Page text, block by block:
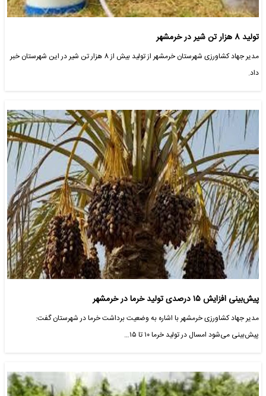
تولید 8 هزار تن شیر در خرمشهر
مدیر جهاد کشاورزی شهرستان خرمشهر از تولید بیش از 8 هزار تن شیر در این شهرستان خبر
داد.
پیش‌بینی‌ افزایش‌ ۱۵ درصدی تولید خرما در خرمشهر
مدیر جهاد کشاورزی خرمشهر با اشاره به وضعیت برداشت خرما در شهرستان گفت:
پیش‌بینی می‌شود امسال در تولید خرما ۱۰ تا ۱۵…